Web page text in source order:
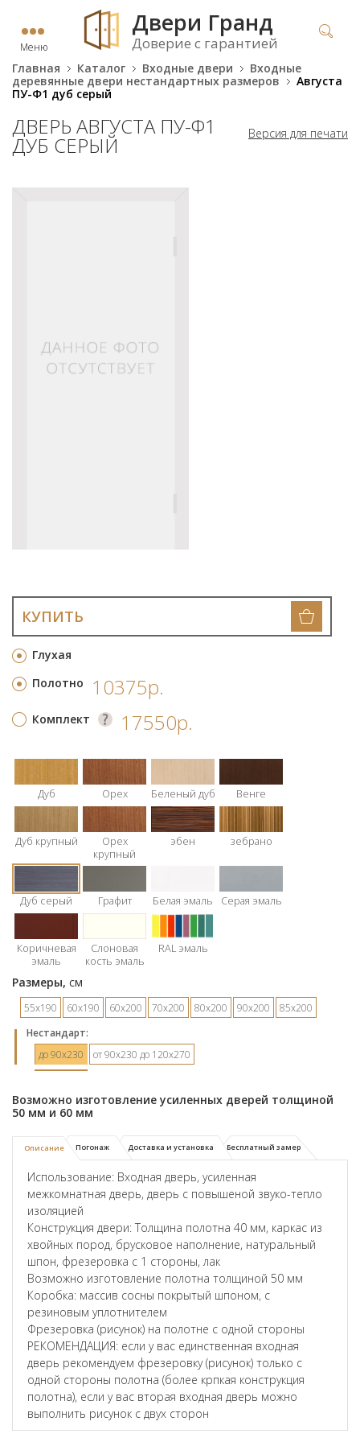
Меню
Двери Гранд
Доверие с гарантией
Главная Каталог Входные двери
Входные
деревянные двери нестандартных размеров
Августа
ПУ-Ф1 дуб серый
Версия для печати
ДВЕРЬ АВГУСТА ПУ-Ф1
ДУБ СЕРЫЙ
Глухая
КУПИТЬ
Полотно 10375р.
Комплект 17550р.
Дуб Орех Беленый дуб Венге
Дуб крупный
Орех
крупный
эбен зебрано
Дуб серый Графит Белая эмаль Серая эмаль
Коричневая
эмаль
Слоновая
кость эмаль
RAL эмаль
Размеры, см
55х190 60х190 60х200 70х200 80х200 90х200
85х200
Hестандарт:
до 90х230
от 90х230 до 120х270
Возможно изготовление усиленных дверей толщиной
50 мм и 60 мм
Описание Погонаж Доставка и установка Бесплатный замер
Использование: Входная дверь, усиленная
межкомнатная дверь, дверь с повышеной звуко-тепло
изоляцией
Конструкция двери: Толщина полотна 40 мм, каркас из
хвойных пород, брусковое наполнение, натуральный
шпон, фрезеровка с 1 стороны, лак
Возможно изготовление полотна толщиной 50 мм
Коробка: массив сосны покрытый шпоном, с
резиновым уплотнителем
Фрезеровка (рисунок) на полотне с одной стороны
РЕКОМЕНДАЦИЯ: если у вас единственная входная
дверь рекомендуем фрезеровку (рисунок) только с
одной стороны полотна (более крпкая конструкция
полотна), если у вас вторая входная дверь можно
выполнить рисунок с двух сторон